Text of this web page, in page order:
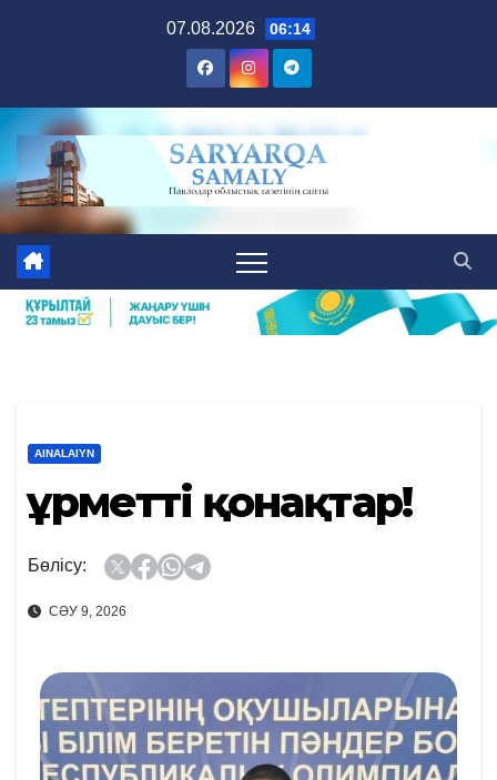
07.08.2026 06:14
AINALAIYN
Құрметті қонақтар!
Бөлісу:
СӘУ 9, 2026